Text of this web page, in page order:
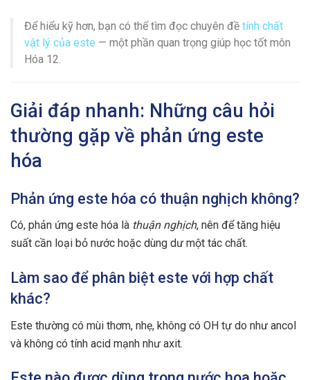
Để hiểu kỹ hơn, bạn có thể tìm đọc chuyên đề tính chất
vật lý của este — một phần quan trọng giúp học tốt môn
Hóa 12.
Giải đáp nhanh: Những câu hỏi
thường gặp về phản ứng este
hóa
Phản ứng este hóa có thuận nghịch không?
Có, phản ứng este hóa là thuận nghịch, nên để tăng hiệu
suất cần loại bỏ nước hoặc dùng dư một tác chất.
Làm sao để phân biệt este với hợp chất
khác?
Este thường có mùi thơm, nhẹ, không có OH tự do như ancol
và không có tính acid mạnh như axit.